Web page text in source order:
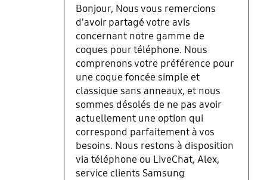
Bonjour, Nous vous remercions
d'avoir partagé votre avis
concernant notre gamme de
coques pour téléphone. Nous
comprenons votre préférence pour
une coque foncée simple et
classique sans anneaux, et nous
sommes désolés de ne pas avoir
actuellement une option qui
correspond parfaitement à vos
besoins. Nous restons à disposition
via téléphone ou LiveChat, Alex,
service clients Samsung